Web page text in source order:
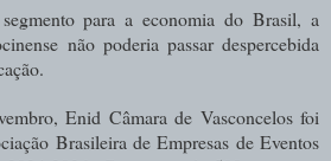
para a economia do Brasil, a
não poderia passar despercebida
Enid Câmara de Vasconcelos foi
Brasileira de Empresas de Eventos